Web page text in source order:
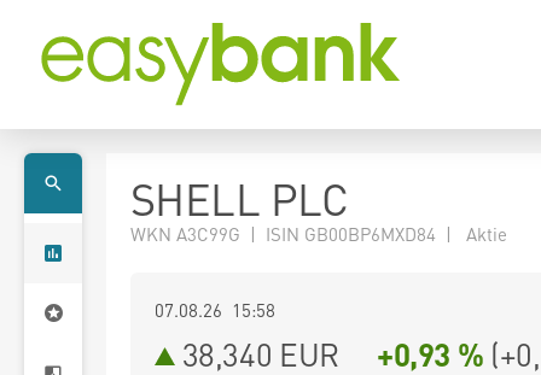
SHELL PLC
WKN A3C99G | ISIN GB00BP6MXD84 | Aktie
07.08.26 15:58
38,340 EUR +0,93 % (